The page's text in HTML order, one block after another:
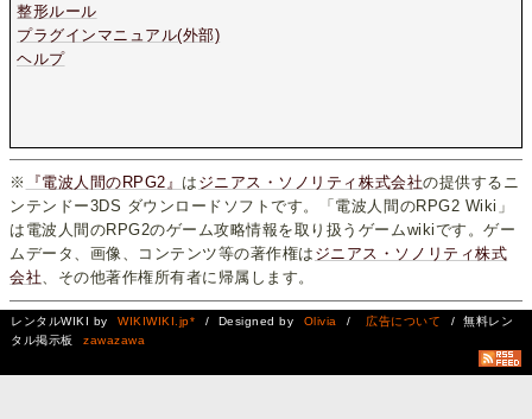
整形ルール
プラグインマニュアル(外部)
ヘルプ
※ 『電波人間のRPG2』 は ジニアス・ソノリティ株式会社の提供するニ
ンテンドー3DS ダウンロードソフトです。「電波人間のRPG2 Wiki」
は電波人間のRPG2のゲーム攻略情報を取り扱うゲームwikiです。ゲー
ムデータ、画像、コンテンツ等の著作権は ジニアス・ソノリティ株式
会社 、その他著作権所有者に帰属します。
レンタルWIKI by WIKIWIKI.jp* / Designed by Olivia / 広告について
/ 無料レン
タル掲示板
zawazawa